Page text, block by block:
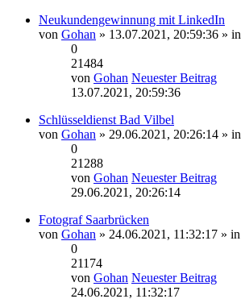
Neukundengewinnung mit LinkedIn
von Gohan » 13.07.2021, 20:59:36 » in
0
21484
von Gohan Neuester Beitrag
13.07.2021, 20:59:36
Schlüsseldienst Bad Vilbel
von Gohan » 29.06.2021, 20:26:14 » in
0
21288
von Gohan Neuester Beitrag
29.06.2021, 20:26:14
Fotograf Saarbrücken
von Gohan » 24.06.2021, 11:32:17 » in
0
21174
von Gohan Neuester Beitrag
24.06.2021, 11:32:17